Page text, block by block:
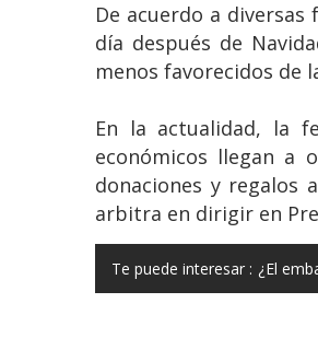
De acuerdo a diversas
día después de
menos favorecidos de
En la actualidad, la
económicos llegan a
donaciones y regalos
arbitra en dirigir en
Te puede interesar : ¿El